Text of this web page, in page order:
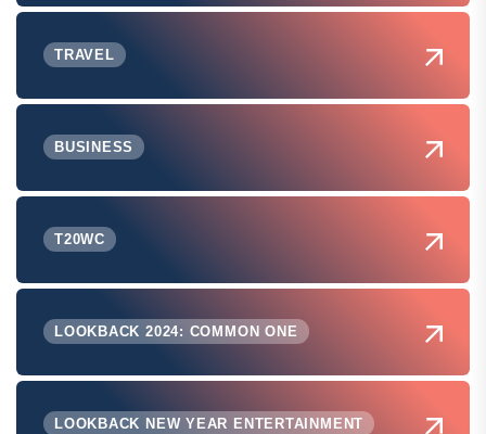
TRAVEL
BUSINESS
T20WC
LOOKBACK 2024: COMMON ONE
LOOKBACK NEW YEAR ENTERTAINMENT